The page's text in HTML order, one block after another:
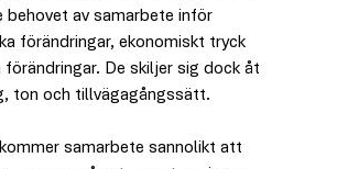
behovet av samarbete inför
förändringar, ekonomiskt tryck
De skiljer sig dock åt
ton och tillvägagångssätt.
kommer samarbete sannolikt att